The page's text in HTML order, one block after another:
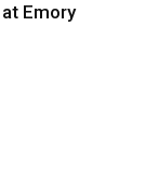
Emory